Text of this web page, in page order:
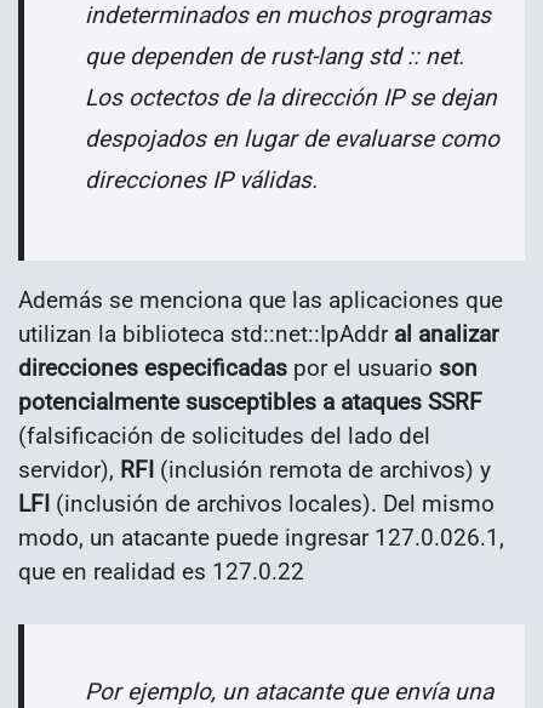
indeterminados en muchos programas
que dependen de rust-lang std :: net.
Los octectos de la dirección IP se dejan
despojados en lugar de evaluarse como
direcciones IP válidas.
Además se menciona que las aplicaciones que
utilizan la biblioteca std::net::IpAddral analizar
direcciones especificadas por el usuario son
potencialmente susceptibles a ataques SSRF
(falsificación de solicitudes del lado del
servidor), RFI (inclusión remota de archivos) y
LFI (inclusión de archivos locales). Del mismo
modo, un atacante puede ingresar 127.0.026.1,
que en realidad es 127.0.22
Por ejemplo, un atacante que envía una